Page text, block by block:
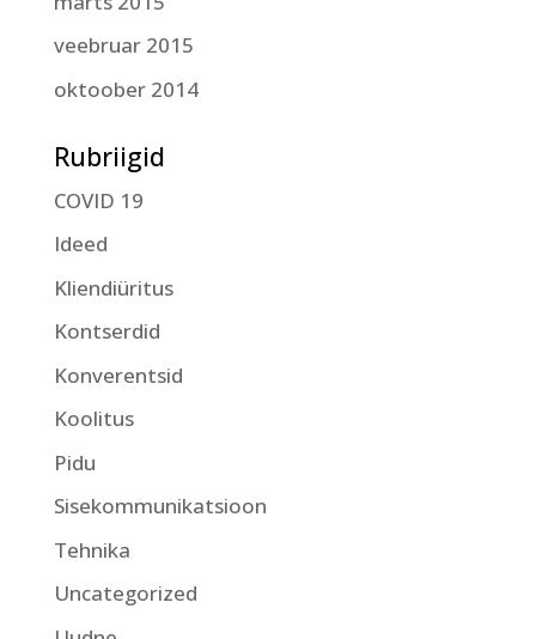
veebruar 2015
oktoober 2014
Rubriigid
COVID 19
Ideed
Kliendiüritus
Kontserdid
Konverentsid
Koolitus
Pidu
Sisekommunikatsioon
Tehnika
Uncategorized